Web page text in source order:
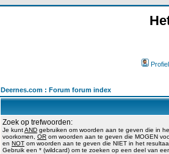
Profiel
Deernes.com : Forum forum index
Zoek op trefwoorden:
Je kuntAND gebruiken om woorden aan te geven die in
voorkomen, OR om woorden aan te geven die MOGEN
en NOT om woorden aan te geven die NIET in het
Gebruik een * (wildcard) om te zoeken op een deel van